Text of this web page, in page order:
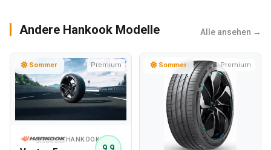
Andere Hankook Modelle Alle ansehen →
Sommer Premium
HANKOOK
Sommer Premium